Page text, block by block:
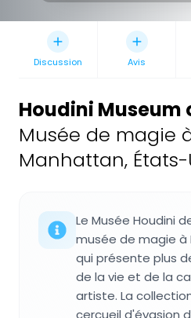
Discussion Avis
Houdini Museum
Musée de magie
Manhattan, États-
Le Musée Houdini
musée de magie
qui présente plus
de la vie et de la
artiste. La
cercueil d'évasion